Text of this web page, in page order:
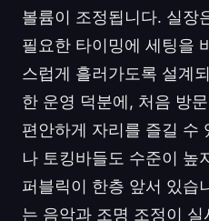
볼륨이 조정됩니다. 실장
필요한 타이밍에 세팅을
스럽게 흘러가도록 설계
한 운영 덕분에, 처음 방
편안하게 자리를 즐길 수
나 토킹바들도 수준이 높
퍼블릭이 한층 앞서 있습
는 음악과 조명 조정이